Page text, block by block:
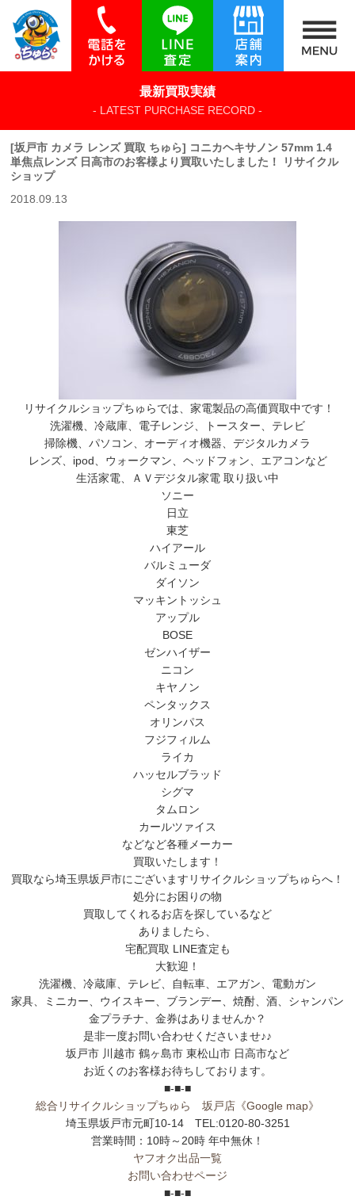
最新買取実績
- LATEST PURCHASE RECORD -
[坂戸市 カメラ レンズ 買取 ちゅら] コニカヘキサノン 57mm 1.4
単焦点レンズ 日高市のお客様より買取いたしました！ リサイクル
ショップ
2018.09.13
リサイクルショップちゅらでは、家電製品の高価買取中です！
洗濯機、冷蔵庫、電子レンジ、トースター、テレビ
掃除機、パソコン、オーディオ機器、デジタルカメラ
レンズ、ipod、ウォークマン、ヘッドフォン、エアコンなど
生活家電、ＡＶデジタル家電 取り扱い中
ソニー
日立
東芝
ハイアール
バルミューダ
ダイソン
マッキントッシュ
アップル
BOSE
ゼンハイザー
ニコン
キヤノン
ペンタックス
オリンパス
フジフィルム
ライカ
ハッセルブラッド
シグマ
タムロン
カールツァイス
などなど各種メーカー
買取いたします！
買取なら埼玉県坂戸市にございますリサイクルショップちゅらへ！
処分にお困りの物
買取してくれるお店を探しているなど
ありましたら、
宅配買取 LINE査定も
大歓迎！
洗濯機、冷蔵庫、テレビ、自転車、エアガン、電動ガン
家具、ミニカー、ウイスキー、ブランデー、焼酎、酒、シャンパン
金プラチナ、金券はありませんか？
是非一度お問い合わせくださいませ♪♪
坂戸市 川越市 鶴ヶ島市 東松山市 日高市など
お近くのお客様お待ちしております。
■-■-■
総合リサイクルショップちゅら 坂戸店 《Google map》
埼玉県坂戸市元町10-14 TEL:0120-80-3251
営業時間：10時～20時 年中無休！
ヤフオク出品一覧
お問い合わせページ
■-■-■